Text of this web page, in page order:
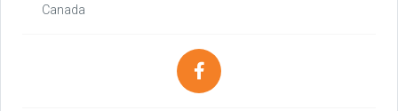
Canada